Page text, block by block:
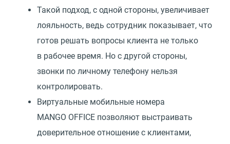
Такой подход, с одной стороны, увеличивает
лояльность, ведь сотрудник показывает, что
готов решать вопросы клиента не только
в рабочее время. Но с другой стороны,
звонки по личному телефону нельзя
контролировать.
Виртуальные мобильные номера
MANGO OFFICE позволяют выстраивать
доверительное отношение с клиентами,